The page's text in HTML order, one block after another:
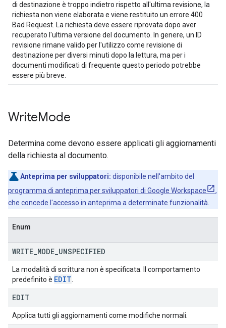
di destinazione è troppo indietro rispetto all'ultima revisione, la
richiesta non viene elaborata e viene restituito un errore 400
Bad Request. La richiesta deve essere riprovata dopo aver
recuperato l'ultima versione del documento. In genere, un ID
revisione rimane valido per l'utilizzo come revisione di
destinazione per diversi minuti dopo la lettura, ma per i
documenti modificati di frequente questo periodo potrebbe
essere più breve.
WriteMode
Determina come devono essere applicati gli aggiornamenti
della richiesta al documento.
Anteprima per sviluppatori: disponibile nell'ambito del
programma di anteprima per sviluppatori di Google Workspace
,
che concede l'accesso in anteprima a determinate funzionalità.
Enum
WRITE MODE UNSPECIFIED
La modalità di scrittura non è specificata. Il comportamento
predefinito è EDIT
EDIT
Applica tutti gli aggiornamenti come modifiche normali.